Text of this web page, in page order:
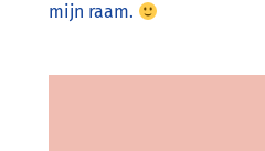
mijn raam.